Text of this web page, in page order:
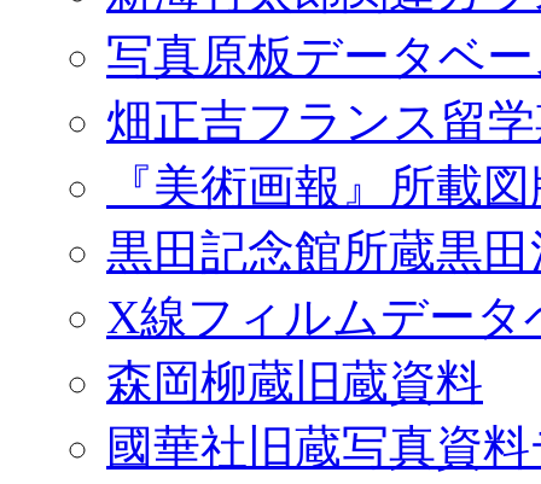
写真原板データベ
畑正吉フランス留
『美術画報』所載
黒田記念館所蔵黒
X線フィルムデータ
森岡柳蔵旧蔵資料
國華社旧蔵写真資